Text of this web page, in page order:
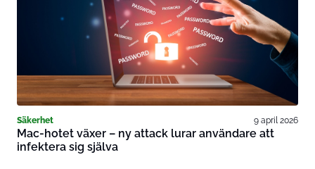
Säkerhet 9 april 2026
Mac-hotet växer – ny attack lurar användare att
infektera sig själva